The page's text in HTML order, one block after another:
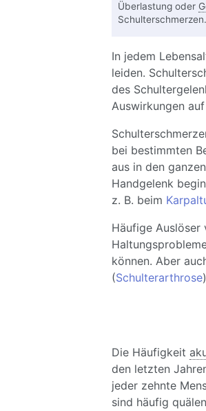
Überlastung oder
In jedem
leiden.
des
Auswirkungen
bei bestimmten
aus in den
Handgelenk
z. B. beim
Häufige Auslöser
können. Aber
(Schulterarthrose
Die Häufigkeit
den letzten
jeder zehnte
sind häufig